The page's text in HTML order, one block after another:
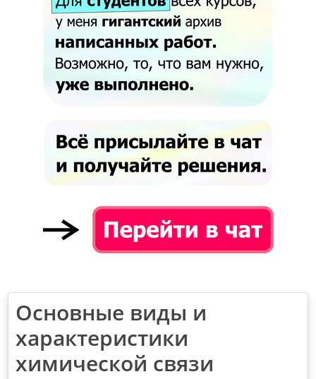
Основные виды и
характеристики
химической связи